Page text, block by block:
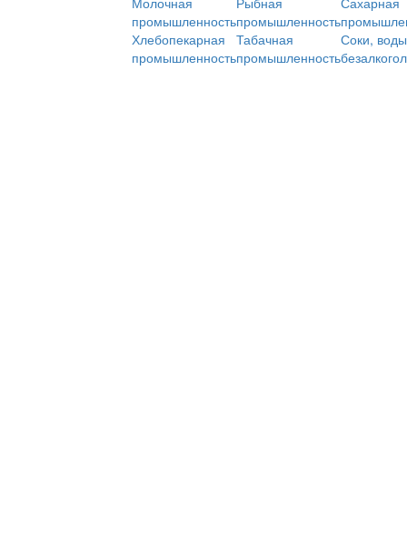
промышленностьпромышленность
Хлебопекарная
промышленность
Табачная
промышленность
Соки,